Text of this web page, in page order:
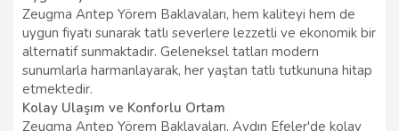
Zeugma Antep Yörem Baklavaları, hem kaliteyi hem de
uygun fiyatı sunarak tatlı severlere lezzetli ve ekonomik bir
alternatif sunmaktadır. Geleneksel tatları modern
sunumlarla harmanlayarak, her yaştan tatlı tutkununa hitap
etmektedir.
Kolay Ulaşım ve Konforlu Ortam
Zeugma Antep Yörem Baklavaları, Aydın Efeler'de kolay